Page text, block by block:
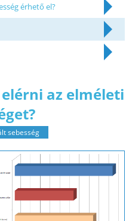
érhető el?
az elméleti
sebesség